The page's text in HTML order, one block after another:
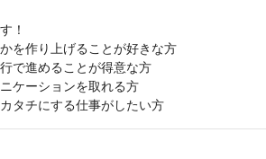
！
を作り上げることが好きな方
で進めることが得意な方
ケーションを取れる方
タチにする仕事がしたい方